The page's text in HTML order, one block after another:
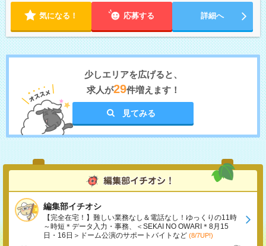
気になる！ 応募する 詳細へ
少しエリアを広げると、
求人が29件増えます！
見てみる
編集部イチオシ
【完全在宅！】難しい業務なし＆電話なし！ゆっくりの11時
～時短＊データ入力・事務、＜SEKAI NO OWARI＊8月15
日・16日＞ドーム公演のサポートバイトなど (8/7UP!)